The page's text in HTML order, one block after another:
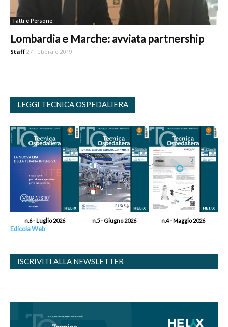
Fatti e Persone
Lombardia e Marche: avviata partnership
Staff 27 Febbraio 2019
LEGGI TECNICA OSPEDALIERA
n.6 - Luglio 2026 n.5 - Giugno 2026 n.4 - Maggio 2026
Edicola Web
ISCRIVITI ALLA NEWSLETTER